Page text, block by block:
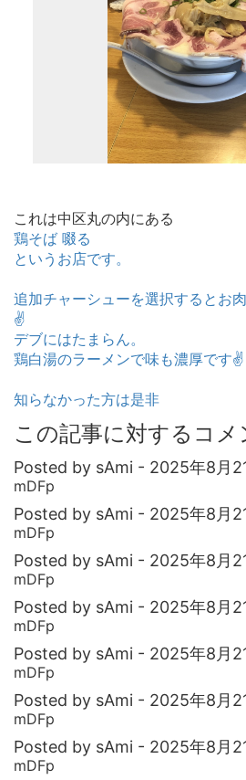
これは中区丸の内にある
鶏そば 啜る
というお店です。
追加チャーシューを選択するとお
✌️
デブにはたまらん。
鶏白湯のラーメンで味も濃厚です✌️
知らなかった方は是非
この記事に対するコメ
Posted by sAmi - 2025年8月
mDFp
Posted by sAmi - 2025年8月
mDFp
Posted by sAmi - 2025年8月
mDFp
Posted by sAmi - 2025年8月
mDFp
Posted by sAmi - 2025年8月
mDFp
Posted by sAmi - 2025年8月
mDFp
Posted by sAmi - 2025年8月
mDFp